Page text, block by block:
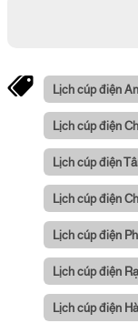
Lịch cúp điện
Lịch cúp điện
Lịch cúp điện
Lịch cúp điện
Lịch cúp điện
Lịch cúp điện
Lịch cúp điện